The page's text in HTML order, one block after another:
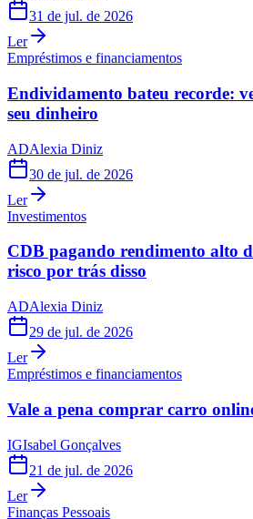
31 de jul. de 2026
Ler
Empréstimos e financiamentos
Endividamento bateu recorde:
seu dinheiro
ADAlexia Diniz
30 de jul. de 2026
Ler
Investimentos
CDB pagando rendimento alto
risco por trás disso
ADAlexia Diniz
29 de jul. de 2026
Ler
Empréstimos e financiamentos
Vale a pena comprar carro
IGIsabel Gonçalves
21 de jul. de 2026
Ler
Finanças Pessoais